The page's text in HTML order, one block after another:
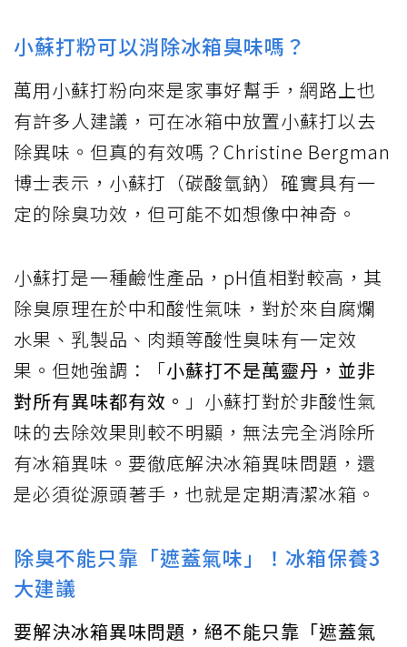
小蘇打粉可以消除冰箱臭味嗎？
萬用小蘇打粉向來是家事好幫手，網路上也
有許多人建議，可在冰箱中放置小蘇打以去
除異味。但真的有效嗎？Christine Bergman
博士表示，小蘇打（碳酸氫鈉）確實具有一
定的除臭功效，但可能不如想像中神奇。
小蘇打是一種鹼性產品，pH值相對較高，其
除臭原理在於中和酸性氣味，對於來自腐爛
水果、乳製品、肉類等酸性臭味有一定效
果。但她強調：「小蘇打不是萬靈丹，並非
對所有異味都有效。 」小蘇打對於非酸性氣
味的去除效果則較不明顯，無法完全消除所
有冰箱異味。要徹底解決冰箱異味問題，還
是必須從源頭著手，也就是定期清潔冰箱。
除臭不能只靠「遮蓋氣味」！冰箱保養3
大建議
要解決冰箱異味問題，絕不能只靠「遮蓋氣